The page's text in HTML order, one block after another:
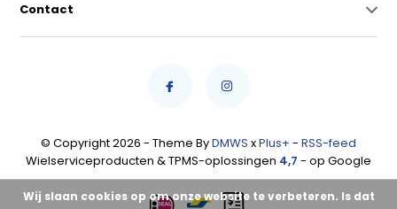
Contact
© Copyright 2026 - Theme ByDMWS xPlus+ - RSS-feed
Wielserviceproducten & TPMS-oplossingen 4,7 - op Google
Wij slaan cookies op om onze website te verbeteren. Is dat